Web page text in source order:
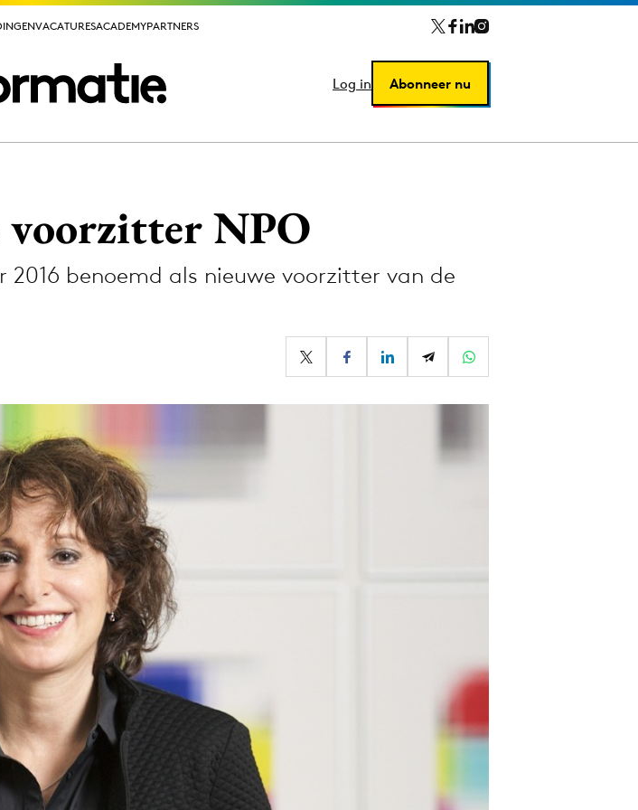
VACATURESACADEMYPARTNERS
Log in Abonneer nu
VACATURESACADEMYPARTNERS
Log in Abonneer nu
Programmatic
Purpose Marketing
Reputatie & crisis
voorzitter NPO
benoemd als nieuwe voorzitter van de